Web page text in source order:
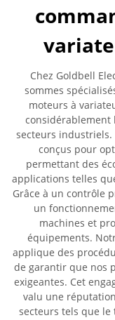
Chez Goldbell
sommes
moteurs à
considérablement
secteurs industriels.
conçus pour
permettant des
applications telles
Grâce à un contrôle
un
machines et
équipements.
applique des
de garantir que nos
exigeantes. Cet
valu une
secteurs tels que